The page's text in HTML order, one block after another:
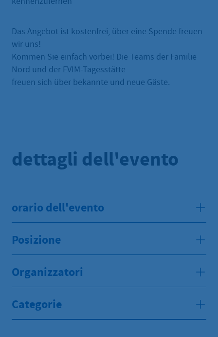
Das Angebot ist kostenfrei, über eine Spende freuen
wir uns!
Kommen Sie einfach vorbei! Die Teams der Familie
Nord und der EVIM-Tagesstätte
freuen sich über bekannte und neue Gäste.
dettagli dell'evento
orario dell'evento
Posizione
Organizzatori
Categorie